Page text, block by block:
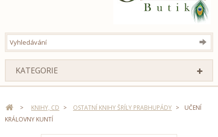
KATEGORIE
> KNIHY, CD > OSTATNÍ KNIHY ŠRÍLY PRABHUPÁDY >
UČENÍ
KRÁLOVNY KUNTÍ